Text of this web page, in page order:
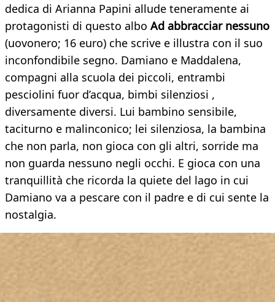
dedica di Arianna Papini allude teneramente ai
protagonisti di questo albo Ad abbracciar nessuno
(uovonero; 16 euro) che scrive e illustra con il suo
inconfondibile segno. Damiano e Maddalena,
compagni alla scuola dei piccoli, entrambi
pesciolini fuor d’acqua, bimbi silenziosi ,
diversamente diversi. Lui bambino sensibile,
taciturno e malinconico; lei silenziosa, la bambina
che non parla, non gioca con gli altri, sorride ma
non guarda nessuno negli occhi. E gioca con una
tranquillità che ricorda la quiete del lago in cui
Damiano va a pescare con il padre e di cui sente la
nostalgia.